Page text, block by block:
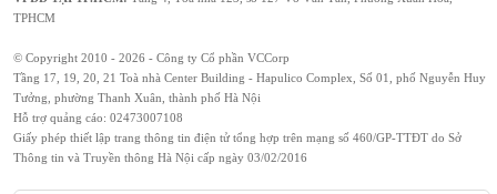
TPHCM
© Copyright 2010 - 2026 - Công ty Cổ phần VCCorp
Tầng 17, 19, 20, 21 Toà nhà Center Building - Hapulico Complex, Số 01, phố Nguyễn Huy
Tưởng, phường Thanh Xuân, thành phố Hà Nội
Hỗ trợ quảng cáo: 02473007108
Giấy phép thiết lập trang thông tin điện tử tổng hợp trên mạng số 460/GP-TTĐT do Sở
Thông tin và Truyền thông Hà Nội cấp ngày 03/02/2016